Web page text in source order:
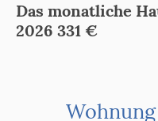
Das monatliche
2026 331 €